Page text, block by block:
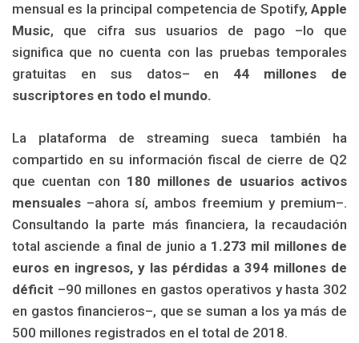
mensual es la principal competencia de Spotify, Apple
Music, que cifra sus usuarios de pago –lo que
significa que no cuenta con las pruebas temporales
gratuitas en sus datos– en 44 millones de
suscriptores en todo el mundo.
La plataforma de streaming sueca también ha
compartido en su información fiscal de cierre de Q2
que cuentan con 180 millones de usuarios activos
mensuales –ahora sí, ambos freemium y premium–.
Consultando la parte más financiera, la recaudación
total asciende a final de junio a 1.273 mil millones de
euros en ingresos, y las pérdidas a 394 millones de
déficit –90 millones en gastos operativos y hasta 302
en gastos financieros–, que se suman a los ya más de
500 millones registrados en el total de 2018.